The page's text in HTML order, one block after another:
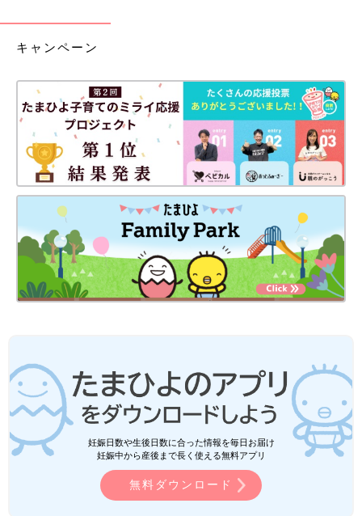
キャンペーン
妊娠日数や生後日数に合った情報を毎日お届け
妊娠中から産後まで長く使える無料アプリ
無料ダウンロード